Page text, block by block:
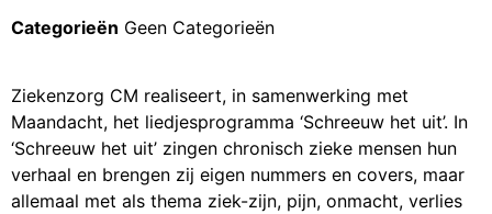
Categorieën Geen Categorieën
Ziekenzorg CM realiseert, in samenwerking met
Maandacht, het liedjesprogramma ‘Schreeuw het uit’. In
‘Schreeuw het uit’ zingen chronisch zieke mensen hun
verhaal en brengen zij eigen nummers en covers, maar
allemaal met als thema ziek-zijn, pijn, onmacht, verlies